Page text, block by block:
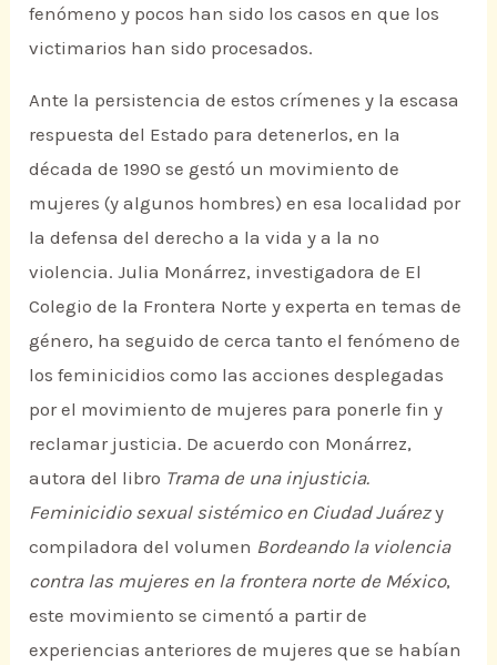
fenómeno y pocos han sido los casos en que los
victimarios han sido procesados.
Ante la persistencia de estos crímenes y la escasa
respuesta del Estado para detenerlos, en la
década de 1990 se gestó un movimiento de
mujeres (y algunos hombres) en esa localidad por
la defensa del derecho a la vida y a la no
violencia. Julia Monárrez, investigadora de El
Colegio de la Frontera Norte y experta en temas de
género, ha seguido de cerca tanto el fenómeno de
los feminicidios como las acciones desplegadas
por el movimiento de mujeres para ponerle fin y
reclamar justicia. De acuerdo con Monárrez,
autora del libro Trama de una injusticia.
Feminicidio sexual sistémico en Ciudad Juárezy
compiladora del volumen Bordeando la violencia
contra las mujeres en la frontera norte de México,
este movimiento se cimentó a partir de
experiencias anteriores de mujeres que se habían